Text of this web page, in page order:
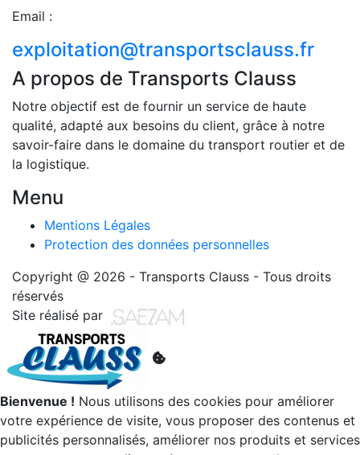
Email :
exploitation@transportsclauss.fr
A propos de Transports Clauss
Notre objectif est de fournir un service de haute
qualité, adapté aux besoins du client, grâce à notre
savoir-faire dans le domaine du transport routier et de
la logistique.
Menu
Mentions Légales
Protection des données personnelles
Copyright @ 2026 - Transports Clauss - Tous droits
réservés
Site réalisé par
Bienvenue ! Nous utilisons des cookies pour améliorer
votre expérience de visite, vous proposer des contenus et
publicités personnalisés, améliorer nos produits et services